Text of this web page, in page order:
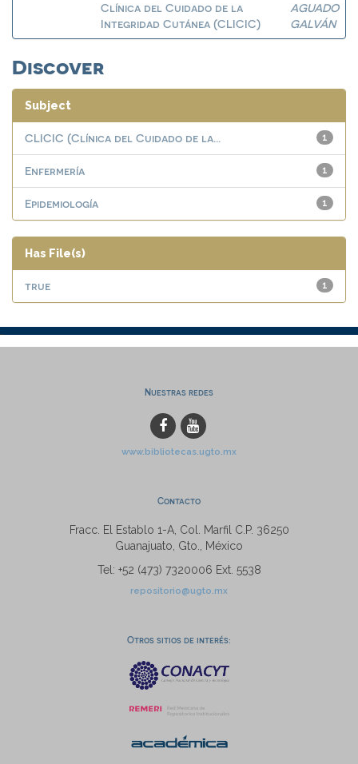
Clínica del Cuidado de la
Integridad Cutánea (CLICIC)
AGUADO
GALVÁN
Discover
Subject
1
CLICIC (Clínica del Cuidado de la...
1
Enfermería
1
Epidemiología
Has File(s)
1
true
Nuestras redes
www.bibliotecas.ugto.mx
Contacto
Fracc. El Establo 1-A, Col. Marfil C.P. 36250
Guanajuato, Gto., México
Tel: +52 (473) 7320006 Ext. 5538
repositorio@ugto.mx
Otros sitios de interés: